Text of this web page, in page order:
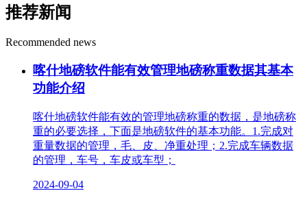
推荐新闻
Recommended news
喀什地磅软件能有效管理地磅称重数据其基本
功能介绍
喀什地磅软件能有效的管理地磅称重的数据，是地磅称
重的必要选择，下面是地磅软件的基本功能。1.完成对
重量数据的管理，毛、皮、净重处理；2.完成车辆数据
的管理，车号，车皮或车型；
2024-09-04